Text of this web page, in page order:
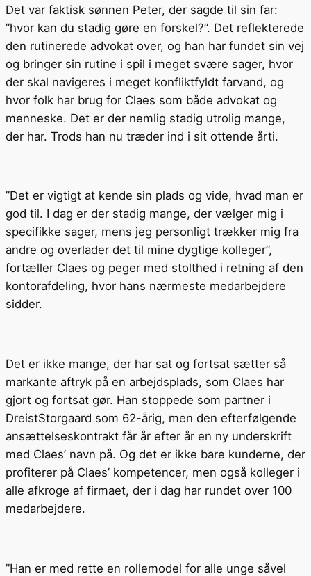
Det var faktisk sønnen Peter, der sagde til sin far:
”hvor kan du stadig gøre en forskel?”. Det reflekterede
den rutinerede advokat over, og han har fundet sin vej
og bringer sin rutine i spil i meget svære sager, hvor
der skal navigeres i meget konfliktfyldt farvand, og
hvor folk har brug for Claes som både advokat og
menneske. Det er der nemlig stadig utrolig mange,
der har. Trods han nu træder ind i sit ottende årti.
”Det er vigtigt at kende sin plads og vide, hvad man er
god til. I dag er der stadig mange, der vælger mig i
specifikke sager, mens jeg personligt trækker mig fra
andre og overlader det til mine dygtige kolleger”,
fortæller Claes og peger med stolthed i retning af den
kontorafdeling, hvor hans nærmeste medarbejdere
sidder.
Det er ikke mange, der har sat og fortsat sætter så
markante aftryk på en arbejdsplads, som Claes har
gjort og fortsat gør. Han stoppede som partner i
DreistStorgaard som 62-årig, men den efterfølgende
ansættelseskontrakt får år efter år en ny underskrift
med Claes’ navn på. Og det er ikke bare kunderne, der
profiterer på Claes’ kompetencer, men også kolleger i
alle afkroge af firmaet, der i dag har rundet over 100
medarbejdere.
”Han er med rette en rollemodel for alle unge såvel